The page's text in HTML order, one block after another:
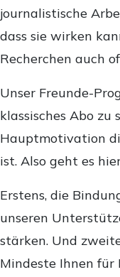
journalistische
dass sie wirken
Recherchen auch
Unser Freunde-
klassisches Abo zu
Hauptmotivation
ist. Also geht es
Erstens, die
unseren
stärken. Und
Mindeste Ihnen